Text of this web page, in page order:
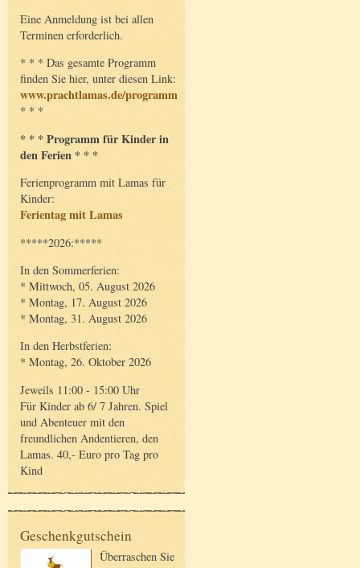
Eine Anmeldung ist bei allen
Terminen erforderlich.
* * * Das gesamte Programm
finden Sie hier, unter diesen Link:
www.prachtlamas.de/programm
* * *
* * * Programm für Kinder in
den Ferien * * *
Ferienprogramm mit Lamas für
Kinder:
Ferientag mit Lamas
*****2026:*****
In den Sommerferien:
* Mittwoch, 05. August 2026
* Montag, 17. August 2026
* Montag, 31. August 2026
In den Herbstferien:
* Montag, 26. Oktober 2026
Jeweils 11:00 - 15:00 Uhr
Für Kinder ab 6/ 7 Jahren. Spiel
und Abenteuer mit den
freundlichen Andentieren, den
Lamas. 40,- Euro pro Tag pro
Kind
Geschenkgutschein
Überraschen Sie